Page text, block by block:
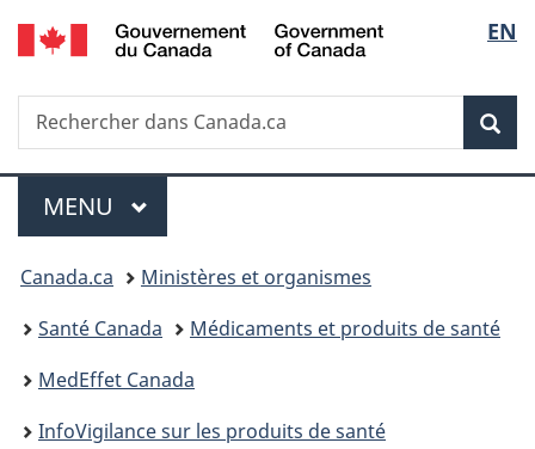
Passer
au
principal
Passer
à
Au
du
Passer
à
version
simplifiée
de
la
EN
Recherche
Rechercher
dans
Menu
MENU PRINCIPAL
Vous
êtes
ici :
Canada.ca
Ministères et organismes
Santé Canada
Médicaments et produits de santé
MedEffet Canada
InfoVigilance sur les produits de santé